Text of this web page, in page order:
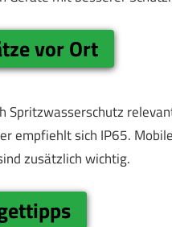
vor Ort
Spritzwasserschutz
empfiehlt sich IP65.
zusätzlich wichtig.